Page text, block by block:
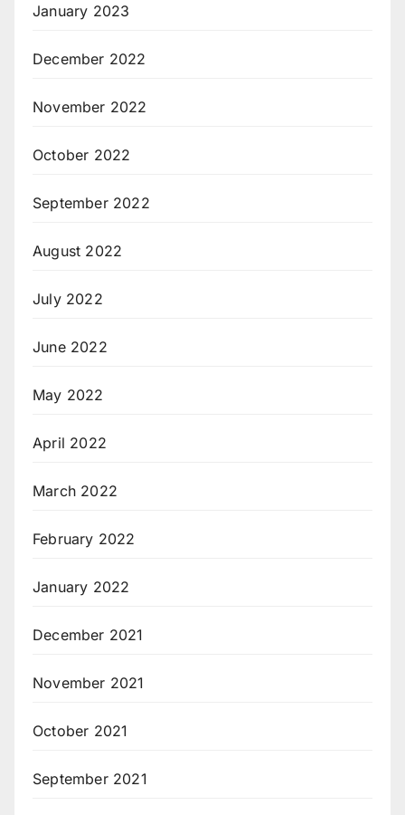
January 2023
December 2022
November 2022
October 2022
September 2022
August 2022
July 2022
June 2022
May 2022
April 2022
March 2022
February 2022
January 2022
December 2021
November 2021
October 2021
September 2021